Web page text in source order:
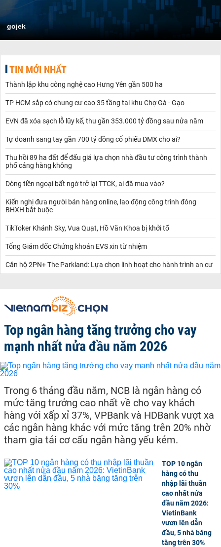
gojek
TIN MỚI NHẤT
Thành lập khu công nghệ cao Hưng Yên gần 500 ha
TP HCM sắp có chung cư cao 35 tầng tại khu Chợ Gà - Gạo
EVN đã xóa sạch lỗ lũy kế, thu gần 353.000 tỷ đồng sau nửa năm
Tự doanh sang tay gần 700 tỷ đồng cổ phiếu DMX cho ai?
Thu hồi 89 ha đất để đấu giá lựa chọn nhà đầu tư công trình thành
phố cảng hàng không
Dòng tiền ngoại bất ngờ trở lại TTCK, ai đã mua vào?
Kiến nghị đưa người bán hàng online, lao động công trình đóng
BHXH bắt buộc
TikToker Khánh Sky, Vua Quạt, Hồ Văn Khoa bị khởi tố
Tổng Giám đốc Chứng khoán EVS xin từ nhiệm
Căn hộ 2PN+ The Parkland: Lựa chọn linh hoạt cho hành trình an cư
Top ngân hàng tăng trưởng cho vay
mạnh nhất nửa đầu năm 2026
Trong 6 tháng đầu năm, NCB là ngân hàng có
mức tăng trưởng cao nhất về cho vay khách
hàng với xấp xỉ 37%, VPBank và HDBank vượt xa
các ngân hàng khác với mức tăng trên 20% nhờ
tham gia tái cơ cấu ngân hàng yếu kém.
TOP 10 ngân
hàng có thu
nhập lãi thuần
cao nhất nửa
đầu năm 2026:
VietinBank
vươn lên dẫn
đầu, 5 nhà băng
tăng trên 30%